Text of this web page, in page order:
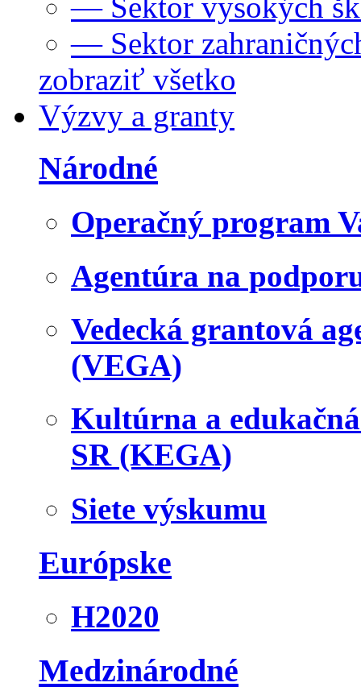
— Sektor vysokých
— Sektor
zobraziť všetko
Výzvy a granty
Národné
Operačný program
Agentúra na
Vedecká grantová
(VEGA)
Kultúrna a
SR (KEGA)
Siete výskumu
Európske
H2020
Medzinárodné